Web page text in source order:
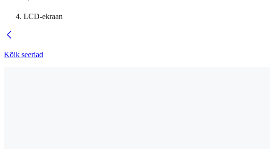
LCD-ekraan
Kõik seeriad